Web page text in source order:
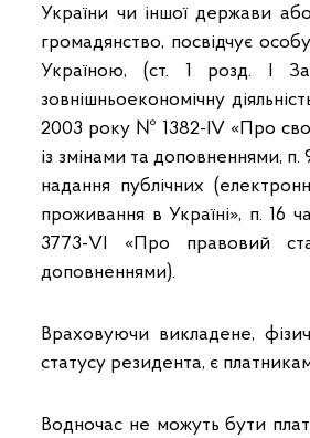
України чи іншої держави
громадянство, посвідчує
Україною, (ст. 1 розд. І
зовнішньоекономічну
2003 року № 1382-IV «Про
із змінами та доповненнями,
надання публічних
проживання в Україні», п. 16
3773-VI «Про правовий
доповненнями).
Враховуючи викладене,
статусу резидента, є
Водночас не можуть бути